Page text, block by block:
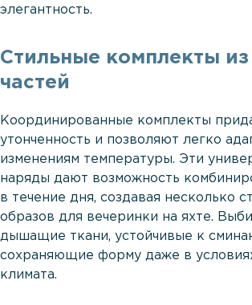
элегантность.
Стильные комплекты из
частей
Координированные комплекты
утонченность и позволяют легко
изменениям температуры. Эти
наряды дают возможность
в течение дня, создавая несколько
образов для вечеринки на яхте.
дышащие ткани, устойчивые к
сохраняющие форму даже в
климата.